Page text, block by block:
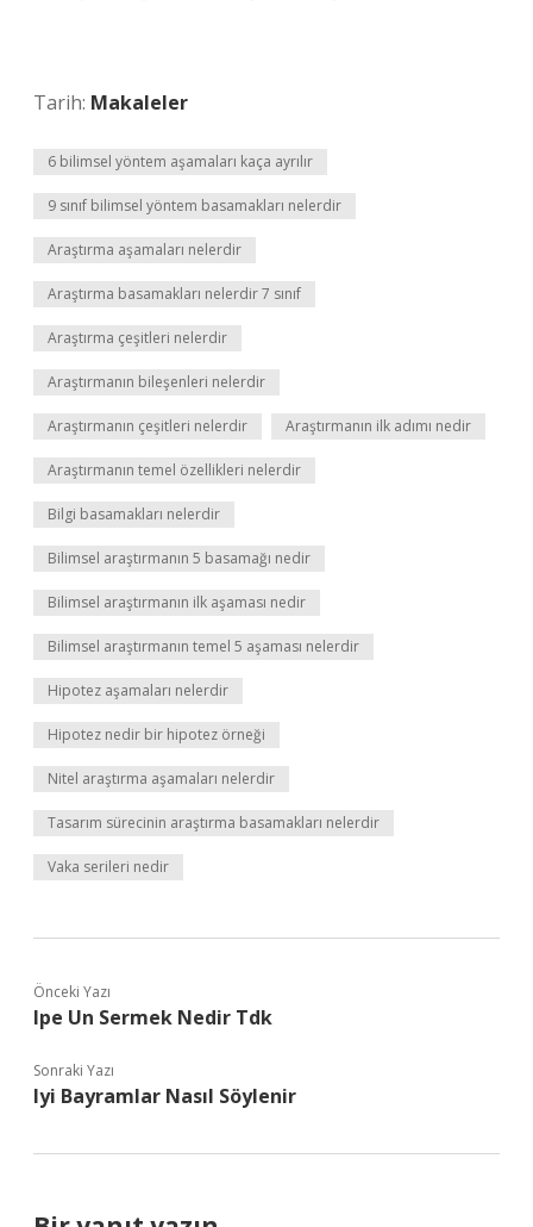
Tarih: Makaleler
6 bilimsel yöntem aşamaları kaça ayrılır
9 sınıf bilimsel yöntem basamakları nelerdir
Araştırma aşamaları nelerdir
Araştırma basamakları nelerdir 7 sınıf
Araştırma çeşitleri nelerdir
Araştırmanın bileşenleri nelerdir
Araştırmanın çeşitleri nelerdir Araştırmanın ilk adımı nedir
Araştırmanın temel özellikleri nelerdir
Bilgi basamakları nelerdir
Bilimsel araştırmanın 5 basamağı nedir
Bilimsel araştırmanın ilk aşaması nedir
Bilimsel araştırmanın temel 5 aşaması nelerdir
Hipotez aşamaları nelerdir
Hipotez nedir bir hipotez örneği
Nitel araştırma aşamaları nelerdir
Tasarım sürecinin araştırma basamakları nelerdir
Vaka serileri nedir
Önceki Yazı
Ipe Un Sermek Nedir Tdk
Sonraki Yazı
Iyi Bayramlar Nasıl Söylenir